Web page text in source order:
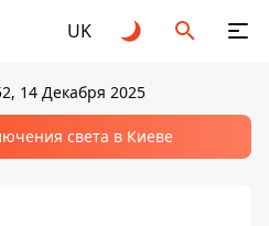
UK
14 Декабря 2025
света в Киеве